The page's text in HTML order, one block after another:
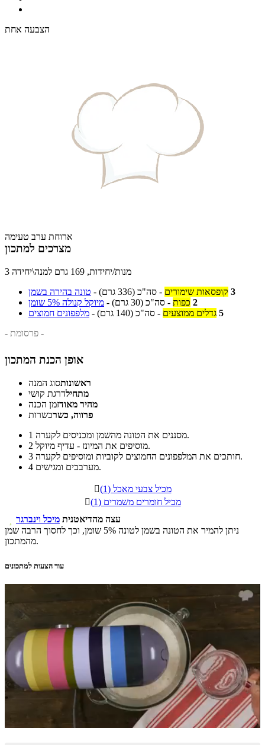
הצבעה אחת
ארוחת ערב טעימה
מצרכים למתכון
3 מנות/יחידות, 169 גרם למנה\יחידה
טונה בהירה בשמן - 3 קופסאות שימורים - סה"כ (336 גרם)
מיוקל קנולה 5% שומן - 2 כפות - סה"כ (30 גרם)
מלפפונים חמוצים - 5 גדלים ממוצעים - סה"כ (140 גרם)
- פרסומת -
אופן הכנת המתכון
ראשונותסוג המנה
מתחילדרגת קושי
מהיר מאודזמן הכנה
פרווה, כשרכשרות
1
מסננים את הטונה מהשמן ומכניסים לקערה.
2
מוסיפים את המיונז - עדיף מיוקל.
3
חותכים את המלפפונים החמוצים לקוביות ומוסיפים לקערה.
4
מערבבים ומגישים.

מכיל צבעי מאכל (1)

מכיל חומרים משמרים (1)
עצה מהדיאטנית מיכל וינברגר
ניתן להמיר את הטונה בשמן לטונה 5% שומן, וכך לחסוך הרבה שמן
מהמתכון.
עוד הצעות למתכונים